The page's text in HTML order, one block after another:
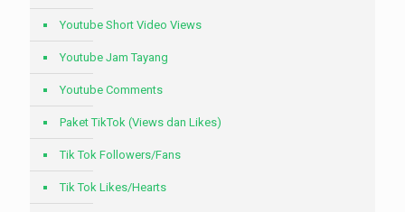
Youtube Short Video Views
Youtube Jam Tayang
Youtube Comments
Paket TikTok (Views dan Likes)
Tik Tok Followers/Fans
Tik Tok Likes/Hearts